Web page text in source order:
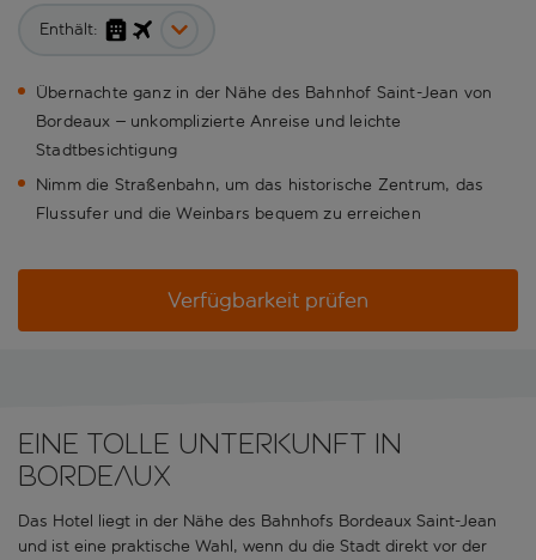
Enthält:
Übernachte ganz in der Nähe des Bahnhof Saint-Jean von
Bordeaux – unkomplizierte Anreise und leichte
Stadtbesichtigung
Nimm die Straßenbahn, um das historische Zentrum, das
Flussufer und die Weinbars bequem zu erreichen
Verfügbarkeit prüfen
Eine tolle Unterkunft in
Bordeaux
Das Hotel liegt in der Nähe des Bahnhofs Bordeaux Saint-Jean
und ist eine praktische Wahl, wenn du die Stadt direkt vor der